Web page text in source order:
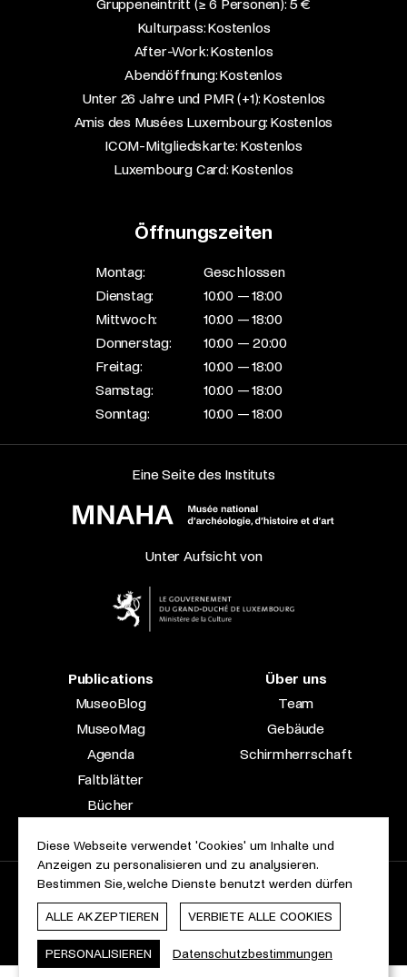
Gruppeneintritt (≥ 6 Personen): 5 €​
Kulturpass: Kostenlos​
After-Work: Kostenlos​
Abendöffnung: Kostenlos​
Unter 26 Jahre und PMR (+1): Kostenlos​
Amis des Musées Luxembourg: Kostenlos​
ICOM-Mitgliedskarte: Kostenlos​
Luxembourg Card: Kostenlos
Öffnungszeiten
Montag:
Geschlossen
Dienstag:
10:00 — 18:00
Mittwoch:
10:00 — 18:00
Donnerstag:
10:00 — 20:00
Freitag:
10:00 — 18:00
Samstag:
10:00 — 18:00
Sonntag:
10:00 — 18:00
Eine Seite des Instituts
Unter Aufsicht von
Publications
MuseoBlog
MuseoMag
Agenda
Faltblätter
Bücher
Über uns
Team
Gebäude
Schirmherrschaft
2023 © Le Musée national d’archéologie, d’histoire et d’art |
Über diese Seite
Barrierefreiheit
Rechtliche Hinweise
Diese Webseite verwendet 'Cookies' um Inhalte und
Anzeigen zu personalisieren und zu analysieren.
Bestimmen Sie, welche Dienste benutzt werden dürfen
ALLE AKZEPTIEREN VERBIETE ALLE COOKIES
PERSONALISIEREN Datenschutzbestimmungen